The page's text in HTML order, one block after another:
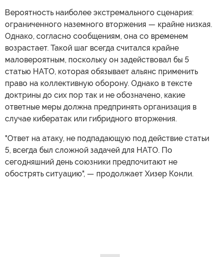
Вероятность наиболее экстремального сценария:
ограниченного наземного вторжения — крайне низкая.
Однако, согласно сообщениям, она со временем
возрастает. Такой шаг всегда считался крайне
маловероятным, поскольку он задействовал бы 5
статью НАТО, которая обязывает альянс применить
право на коллективную оборону. Однако в тексте
доктрины до сих пор так и не обозначено, какие
ответные меры должна предпринять организация в
случае кибератак или гибридного вторжения.
"Ответ на атаку, не подпадающую под действие статьи
5, всегда был сложной задачей для НАТО. По
сегодняшний день союзники предпочитают не
обострять ситуацию", — продолжает Хизер Конли.